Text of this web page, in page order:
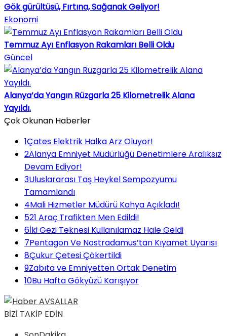
Gök gürültüsü, Fırtına, Sağanak Geliyor!
Ekonomi
Temmuz Ayı Enflasyon Rakamları Belli Oldu
Güncel
Alanya’da Yangın Rüzgarla 25 Kilometrelik Alana
Yayıldı.
Çok Okunan Haberler
1Çates Elektrik Halka Arz Oluyor!
2Alanya Emniyet Müdürlüğü Denetimlere Aralıksız
Devam Ediyor!
3Uluslararası Taş Heykel Sempozyumu
Tamamlandı
4Mali Hizmetler Müdürü Kahya Açıkladı!
521 Araç Trafikten Men Edildi!
6İki Gezi Teknesi Kullanılamaz Hale Geldi
7Pentagon Ve Nostradamus’tan Kıyamet Uyarısı
8Çukur Çetesi Çökertildi
9Zabıta ve Emniyetten Ortak Denetim
10Bu Hafta Gökyüzü Karışıyor
BİZİ TAKİP EDİN